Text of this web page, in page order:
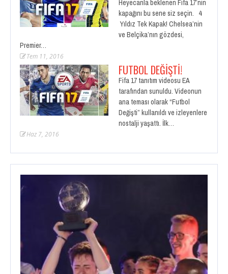
Heyecanla beklenen Fifa 17’nin
kapağını bu sene siz seçin. 4
Yıldız Tek Kapak! Chelsea’nin
ve Belçika’nın gözdesi,
Premier…
Tem 11, 2016
FUTBOL DEĞIŞTI!
Fifa 17 tanıtım videosu EA
tarafından sunuldu. Videonun
ana teması olarak “Futbol
Değişti” kullanıldı ve izleyenlere
nostalji yaşattı. İlk…
Haz 7, 2016